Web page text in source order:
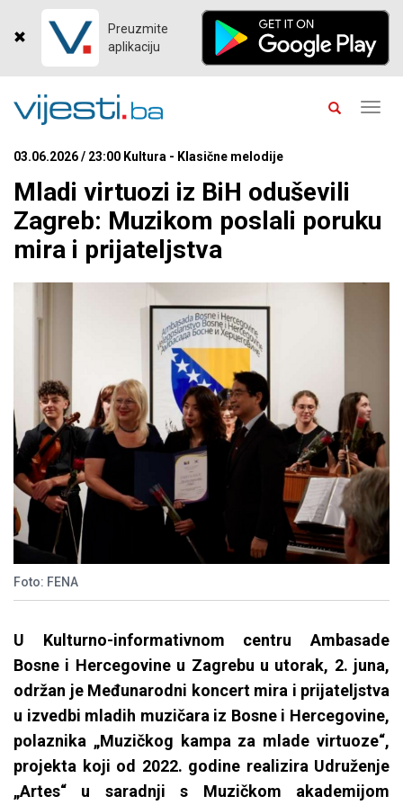
Preuzmite
aplikaciju
03.06.2026 / 23:00 Kultura - Klasične melodije
Mladi virtuozi iz BiH oduševili
Zagreb: Muzikom poslali poruku
mira i prijateljstva
Foto: FENA
U Kulturno-informativnom centru Ambasade
Bosne i Hercegovine u Zagrebu u utorak, 2. juna,
održan je Međunarodni koncert mira i prijateljstva
u izvedbi mladih muzičara iz Bosne i Hercegovine,
polaznika „Muzičkog kampa za mlade virtuoze“,
projekta koji od 2022. godine realizira Udruženje
„Artes“ u saradnji s Muzičkom akademijom